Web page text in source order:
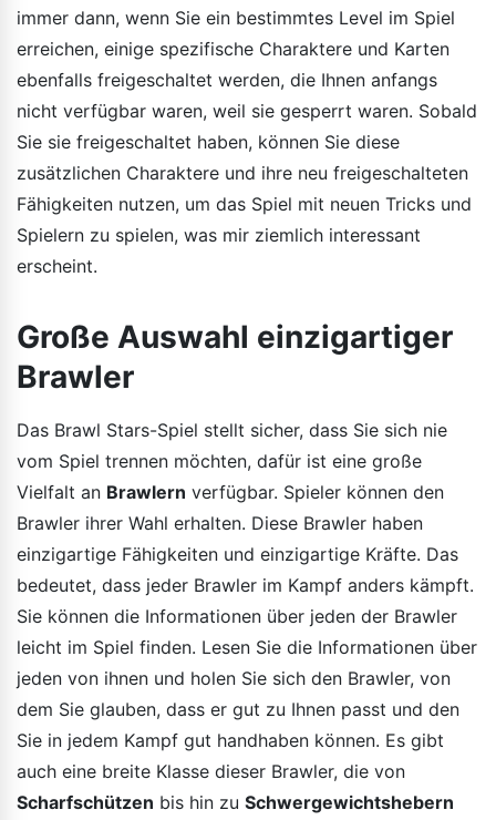
immer dann, wenn Sie ein bestimmtes Level im Spiel
erreichen, einige spezifische Charaktere und Karten
ebenfalls freigeschaltet werden, die Ihnen anfangs
nicht verfügbar waren, weil sie gesperrt waren. Sobald
Sie sie freigeschaltet haben, können Sie diese
zusätzlichen Charaktere und ihre neu freigeschalteten
Fähigkeiten nutzen, um das Spiel mit neuen Tricks und
Spielern zu spielen, was mir ziemlich interessant
erscheint.
Große Auswahl einzigartiger
Brawler
Das Brawl Stars-Spiel stellt sicher, dass Sie sich nie
vom Spiel trennen möchten, dafür ist eine große
Vielfalt an Brawlern verfügbar. Spieler können den
Brawler ihrer Wahl erhalten. Diese Brawler haben
einzigartige Fähigkeiten und einzigartige Kräfte. Das
bedeutet, dass jeder Brawler im Kampf anders kämpft.
Sie können die Informationen über jeden der Brawler
leicht im Spiel finden. Lesen Sie die Informationen über
jeden von ihnen und holen Sie sich den Brawler, von
dem Sie glauben, dass er gut zu Ihnen passt und den
Sie in jedem Kampf gut handhaben können. Es gibt
auch eine breite Klasse dieser Brawler, die von
Scharfschützen bis hin zu Schwergewichtshebern